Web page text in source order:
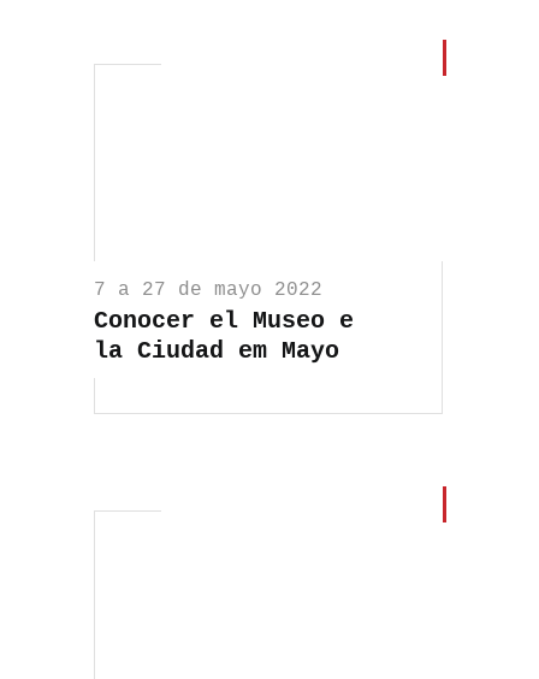
7 a 27 de mayo 2022
Conocer el Museo e
la Ciudad em Mayo